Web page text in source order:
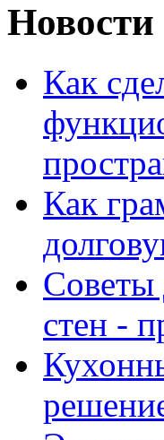
Новости
Как
Как
Советы
стен -